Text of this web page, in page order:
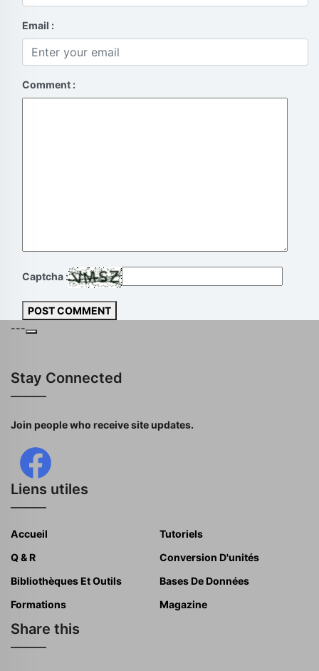
Email :
Comment :
Captcha :
POST COMMENT
---
Stay Connected
Join people who receive site updates.
Liens utiles
Accueil
Tutoriels
Q & R
Conversion D'unités
Bibliothèques Et Outils
Bases De Données
Formations
Magazine
Share this